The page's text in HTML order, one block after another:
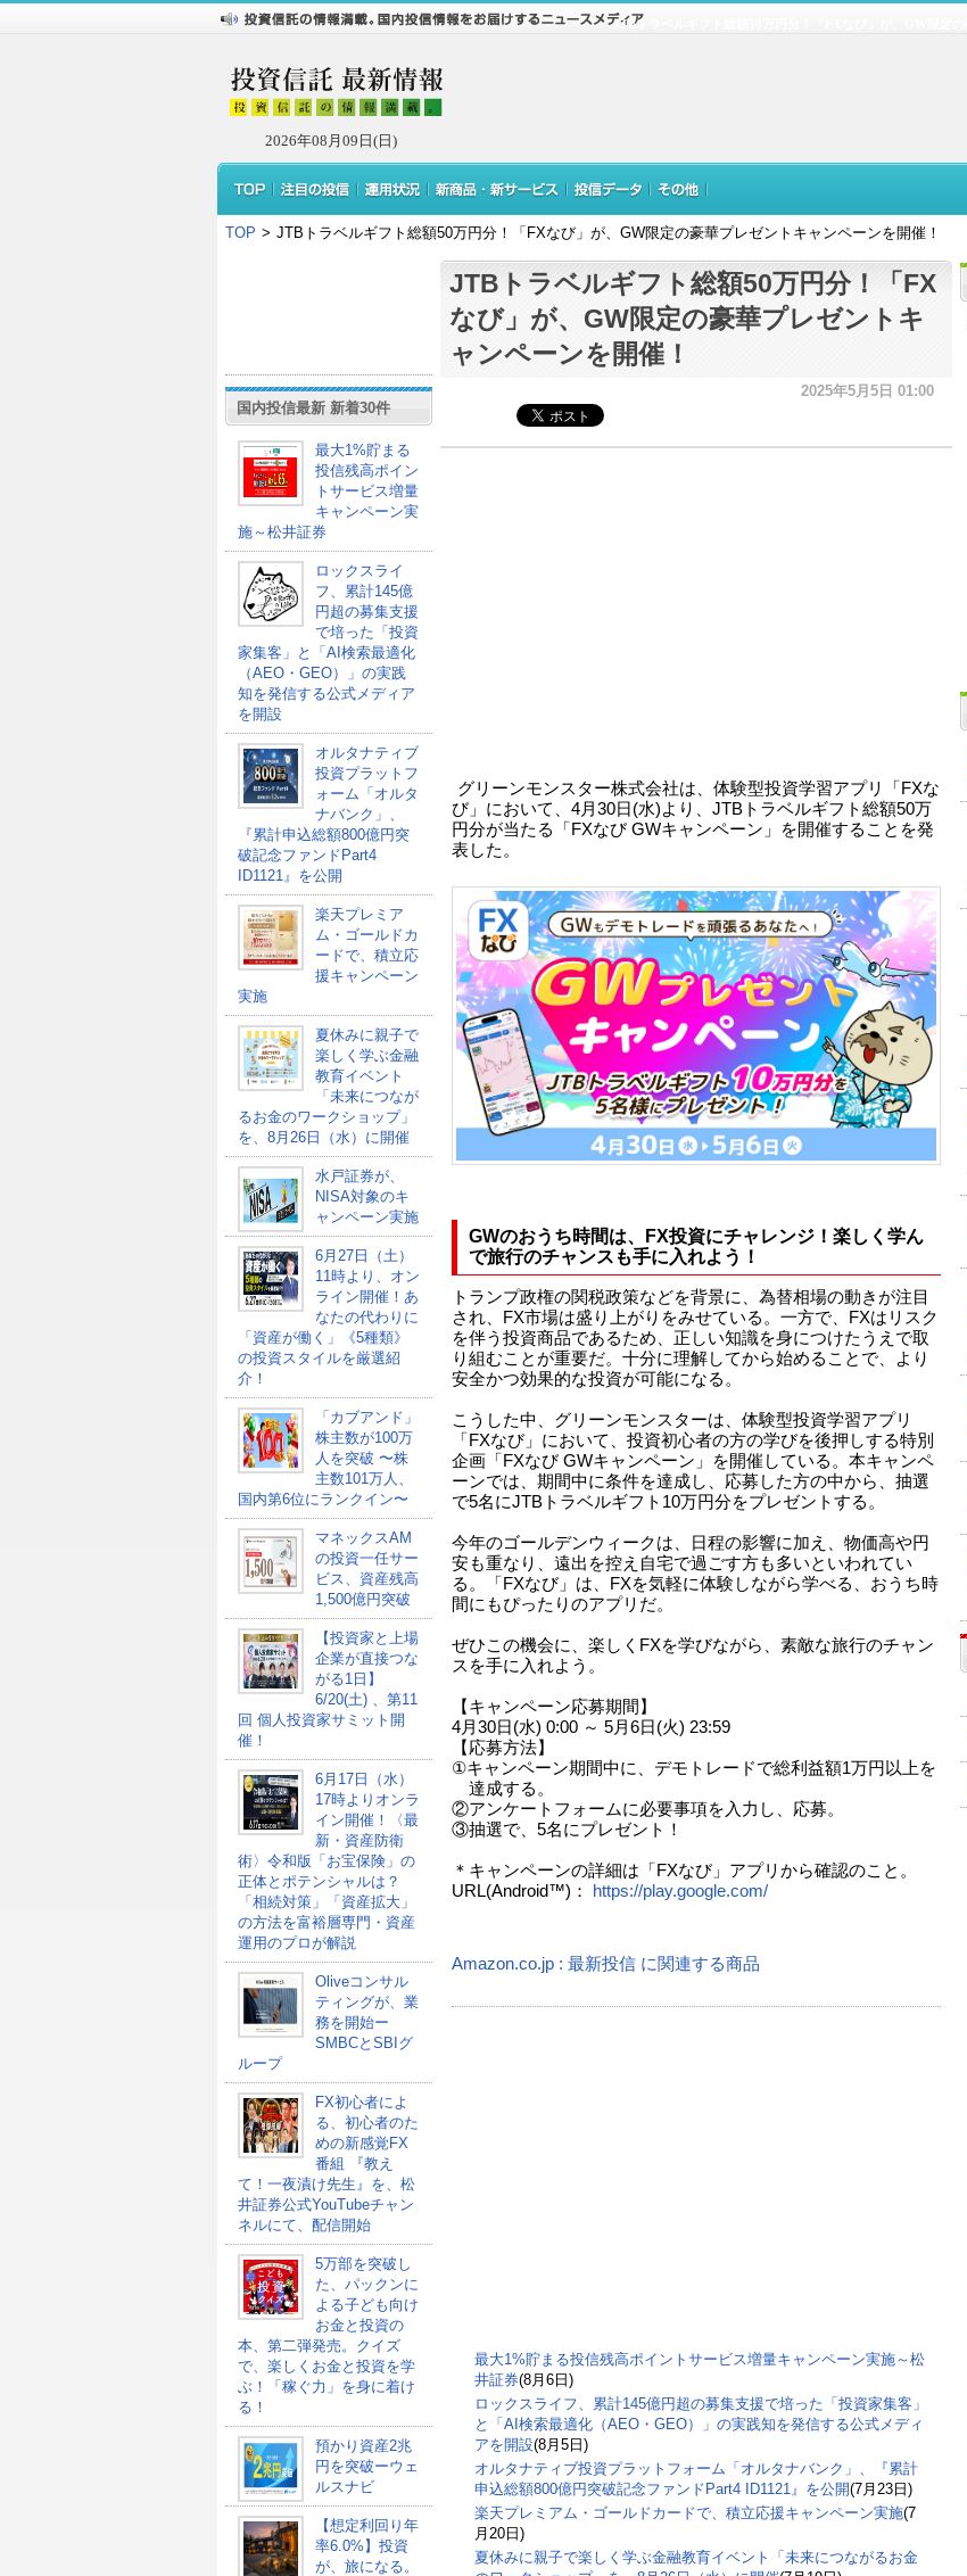
2026年08月09日(日)
JTBトラベルギフト総額50万円分！「FXなび」が、GW限定の
TOP > JTBトラベルギフト総額50万円分！「FXなび」が、GW限定の豪華プレゼントキャンペーンを開催！
国内投信最新 新着30件
最大1%貯まる
投信残高ポイン
トサービス増量
キャンペーン実
施～松井証券
ロックスライ
フ、累計145億
円超の募集支援
で培った「投資
家集客」と「AI検索最適化
（AEO・GEO）」の実践
知を発信する公式メディア
を開設
オルタナティブ
投資プラットフ
ォーム「オルタ
ナバンク」、
『累計申込総額800億円突
破記念ファンドPart4
ID1121』を公開
楽天プレミア
ム・ゴールドカ
ードで、積立応
援キャンペーン
実施
夏休みに親子で
楽しく学ぶ金融
教育イベント
「未来につなが
るお金のワークショップ」
を、8月26日（水）に開催
水戸証券が、
NISA対象のキ
ャンペーン実施
6月27日（土）
11時より、オン
ライン開催！あ
なたの代わりに
「資産が働く」《5種類》
の投資スタイルを厳選紹
介！
「カブアンド」
株主数が100万
人を突破 〜株
主数101万人、
国内第6位にランクイン〜
マネックスAM
の投資一任サー
ビス、資産残高
1,500億円突破
【投資家と上場
企業が直接つな
がる1日】
6/20(土) 、第11
回 個人投資家サミット開
催！
6月17日（水）
17時よりオンラ
イン開催！〈最
新・資産防衛
術〉令和版「お宝保険」の
正体とポテンシャルは？
「相続対策」「資産拡大」
の方法を富裕層専門・資産
運用のプロが解説
Oliveコンサル
ティングが、業
務を開始ー
SMBCとSBIグ
ループ
FX初心者によ
る、初心者のた
めの新感覚FX
番組 『教え
て！一夜漬け先生』を、松
井証券公式YouTubeチャン
ネルにて、配信開始
5万部を突破し
た、パックンに
よる子ども向け
お金と投資の
本、第二弾発売。クイズ
で、楽しくお金と投資を学
ぶ！「稼ぐ力」を身に着け
る！
預かり資産2兆
円を突破ーウェ
ルスナビ
【想定利回り年
率6.0%】投資
が、旅になる。
JTBトラベルギフト総額50万円分！「FX
なび」が、GW限定の豪華プレゼントキ
ャンペーンを開催！
2025年5月5日 01:00
グリーンモンスター株式会社は、体験型投資学習アプリ「FXな
び」において、4月30日(水)より、JTBトラベルギフト総額50万
円分が当たる「FXなび GWキャンペーン」を開催することを発
表した。
GWのおうち時間は、FX投資にチャレンジ！楽しく学ん
で旅行のチャンスも手に入れよう！
トランプ政権の関税政策などを背景に、為替相場の動きが注目
され、FX市場は盛り上がりをみせている。一方で、FXはリスク
を伴う投資商品であるため、正しい知識を身につけたうえで取
り組むことが重要だ。十分に理解してから始めることで、より
安全かつ効果的な投資が可能になる。
こうした中、グリーンモンスターは、体験型投資学習アプリ
「FXなび」において、投資初心者の方の学びを後押しする特別
企画「FXなび GWキャンペーン」を開催している。本キャンペ
ーンでは、期間中に条件を達成し、応募した方の中から、抽選
で5名にJTBトラベルギフト10万円分をプレゼントする。
今年のゴールデンウィークは、日程の影響に加え、物価高や円
安も重なり、遠出を控え自宅で過ごす方も多いといわれてい
る。「FXなび」は、FXを気軽に体験しながら学べる、おうち時
間にもぴったりのアプリだ。
ぜひこの機会に、楽しくFXを学びながら、素敵な旅行のチャン
スを手に入れよう。
【キャンペーン応募期間】
4月30日(水) 0:00 ～ 5月6日(火) 23:59
【応募方法】
①キャンペーン期間中に、デモトレードで総利益額1万円以上を
達成する。
②アンケートフォームに必要事項を入力し、応募。
③抽選で、5名にプレゼント！
＊キャンペーンの詳細は「FXなび」アプリから確認のこと。
URL(Android™)：
https://play.google.com/
Amazon.co.jp : 最新投信 に関連する商品
最大1%貯まる投信残高ポイントサービス増量キャンペーン実施～松
井証券(8月6日)
ロックスライフ、累計145億円超の募集支援で培った「投資家集客」
と「AI検索最適化（AEO・GEO）」の実践知を発信する公式メディ
アを開設(8月5日)
オルタナティブ投資プラットフォーム「オルタナバンク」、『累計
申込総額800億円突破記念ファンドPart4 ID1121』を公開(7月23日)
楽天プレミアム・ゴールドカードで、積立応援キャンペーン実施(7
月20日)
夏休みに親子で楽しく学ぶ金融教育イベント「未来につながるお金